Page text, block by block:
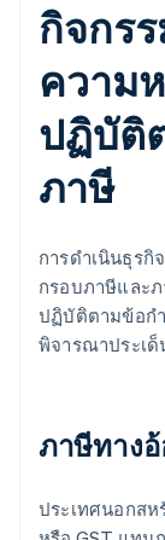
กิจกร
ความ
ปฏิบัติ
ภาษี
การดำเนินธุรกิ
กรอบภาษีและ
ปฏิบัติตามข้อก
พิจารณาประเ
ภาษีทาง
ประเทศนอกสห